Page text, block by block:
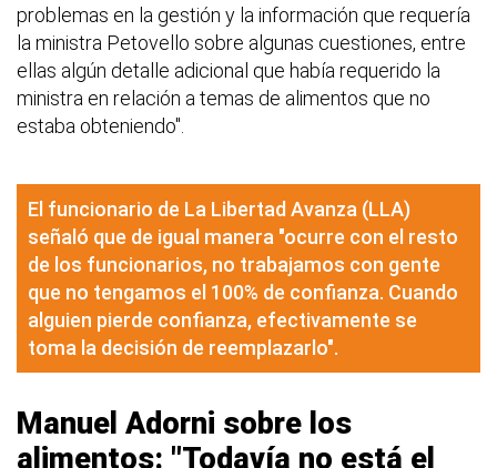
problemas en la gestión y la información que requería
la ministra Petovello sobre algunas cuestiones, entre
ellas algún detalle adicional que había requerido la
ministra en relación a temas de alimentos que no
estaba obteniendo".
El funcionario de La Libertad Avanza (LLA)
señaló que de igual manera "ocurre con el resto
de los funcionarios, no trabajamos con gente
que no tengamos el 100% de confianza. Cuando
alguien pierde confianza, efectivamente se
toma la decisión de reemplazarlo".
Manuel Adorni sobre los
alimentos: "Todavía no está el